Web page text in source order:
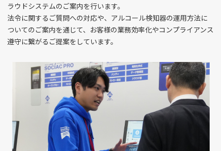
ラウドシステムのご案内を行います。
法令に関するご質問への対応や、アルコール検知器の運用方法に
ついてのご案内を通じて、お客様の業務効率化やコンプライアンス
遵守に繋がるご提案をしています。